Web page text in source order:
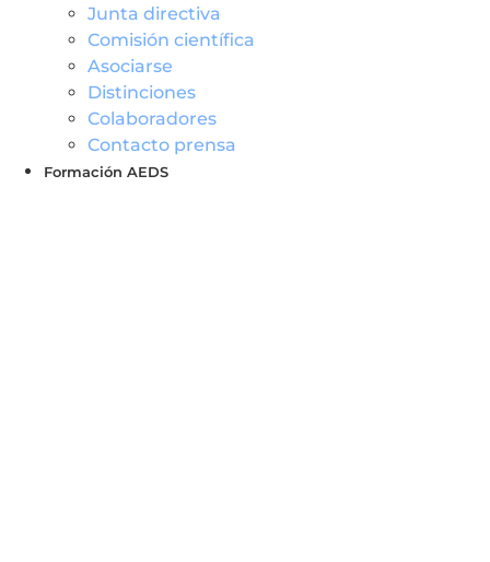
Junta directiva
Comisión científica
Asociarse
Distinciones
Colaboradores
Contacto prensa
Formación AEDS